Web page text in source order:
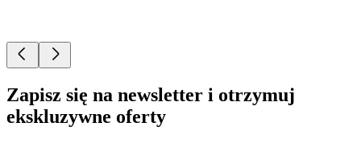
Zapisz się na newsletter i otrzymuj
ekskluzywne oferty